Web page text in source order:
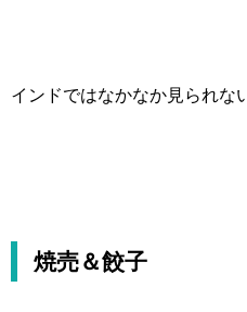
インドではなかなか見られな
焼売＆餃子